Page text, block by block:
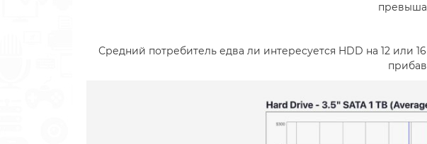
Средний потребитель едва ли интересуется HDD на 12